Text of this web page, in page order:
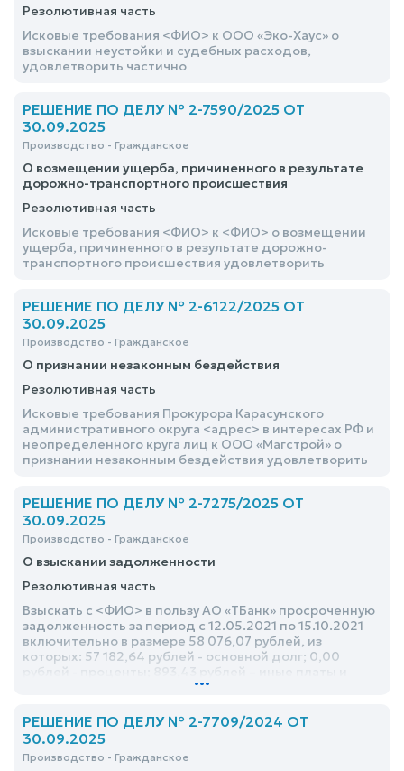
Резолютивная часть
Исковые требования <ФИО> к ООО «Эко-Хаус» о
взыскании неустойки и судебных расходов,
удовлетворить частично
РЕШЕНИЕ ПО ДЕЛУ № 2-7590/2025 ОТ
30.09.2025
Производство - Гражданское
О возмещении ущерба, причиненного в результате
дорожно-транспортного происшествия
Резолютивная часть
Исковые требования <ФИО> к <ФИО> о возмещении
ущерба, причиненного в результате дорожно-
транспортного происшествия удовлетворить
РЕШЕНИЕ ПО ДЕЛУ № 2-6122/2025 ОТ
30.09.2025
Производство - Гражданское
О признании незаконным бездействия
Резолютивная часть
Исковые требования Прокурора Карасунского
административного округа <адрес> в интересах РФ и
неопределенного круга лиц к ООО «Магстрой» о
признании незаконным бездействия удовлетворить
РЕШЕНИЕ ПО ДЕЛУ № 2-7275/2025 ОТ
30.09.2025
Производство - Гражданское
О взыскании задолженности
Резолютивная часть
Взыскать с <ФИО> в пользу АО «ТБанк» просроченную
задолженность за период с 12.05.2021 по 15.10.2021
включительно в размере 58 076,07 рублей, из
которых: 57 182,64 рублей - основной долг; 0,00
штрафы, а также расходы по оплате государственной
(шестьдесят две тысячи семьдесят шесть) руб. 07
коп
...
РЕШЕНИЕ ПО ДЕЛУ № 2-7709/2024 ОТ
30.09.2025
Производство - Гражданское